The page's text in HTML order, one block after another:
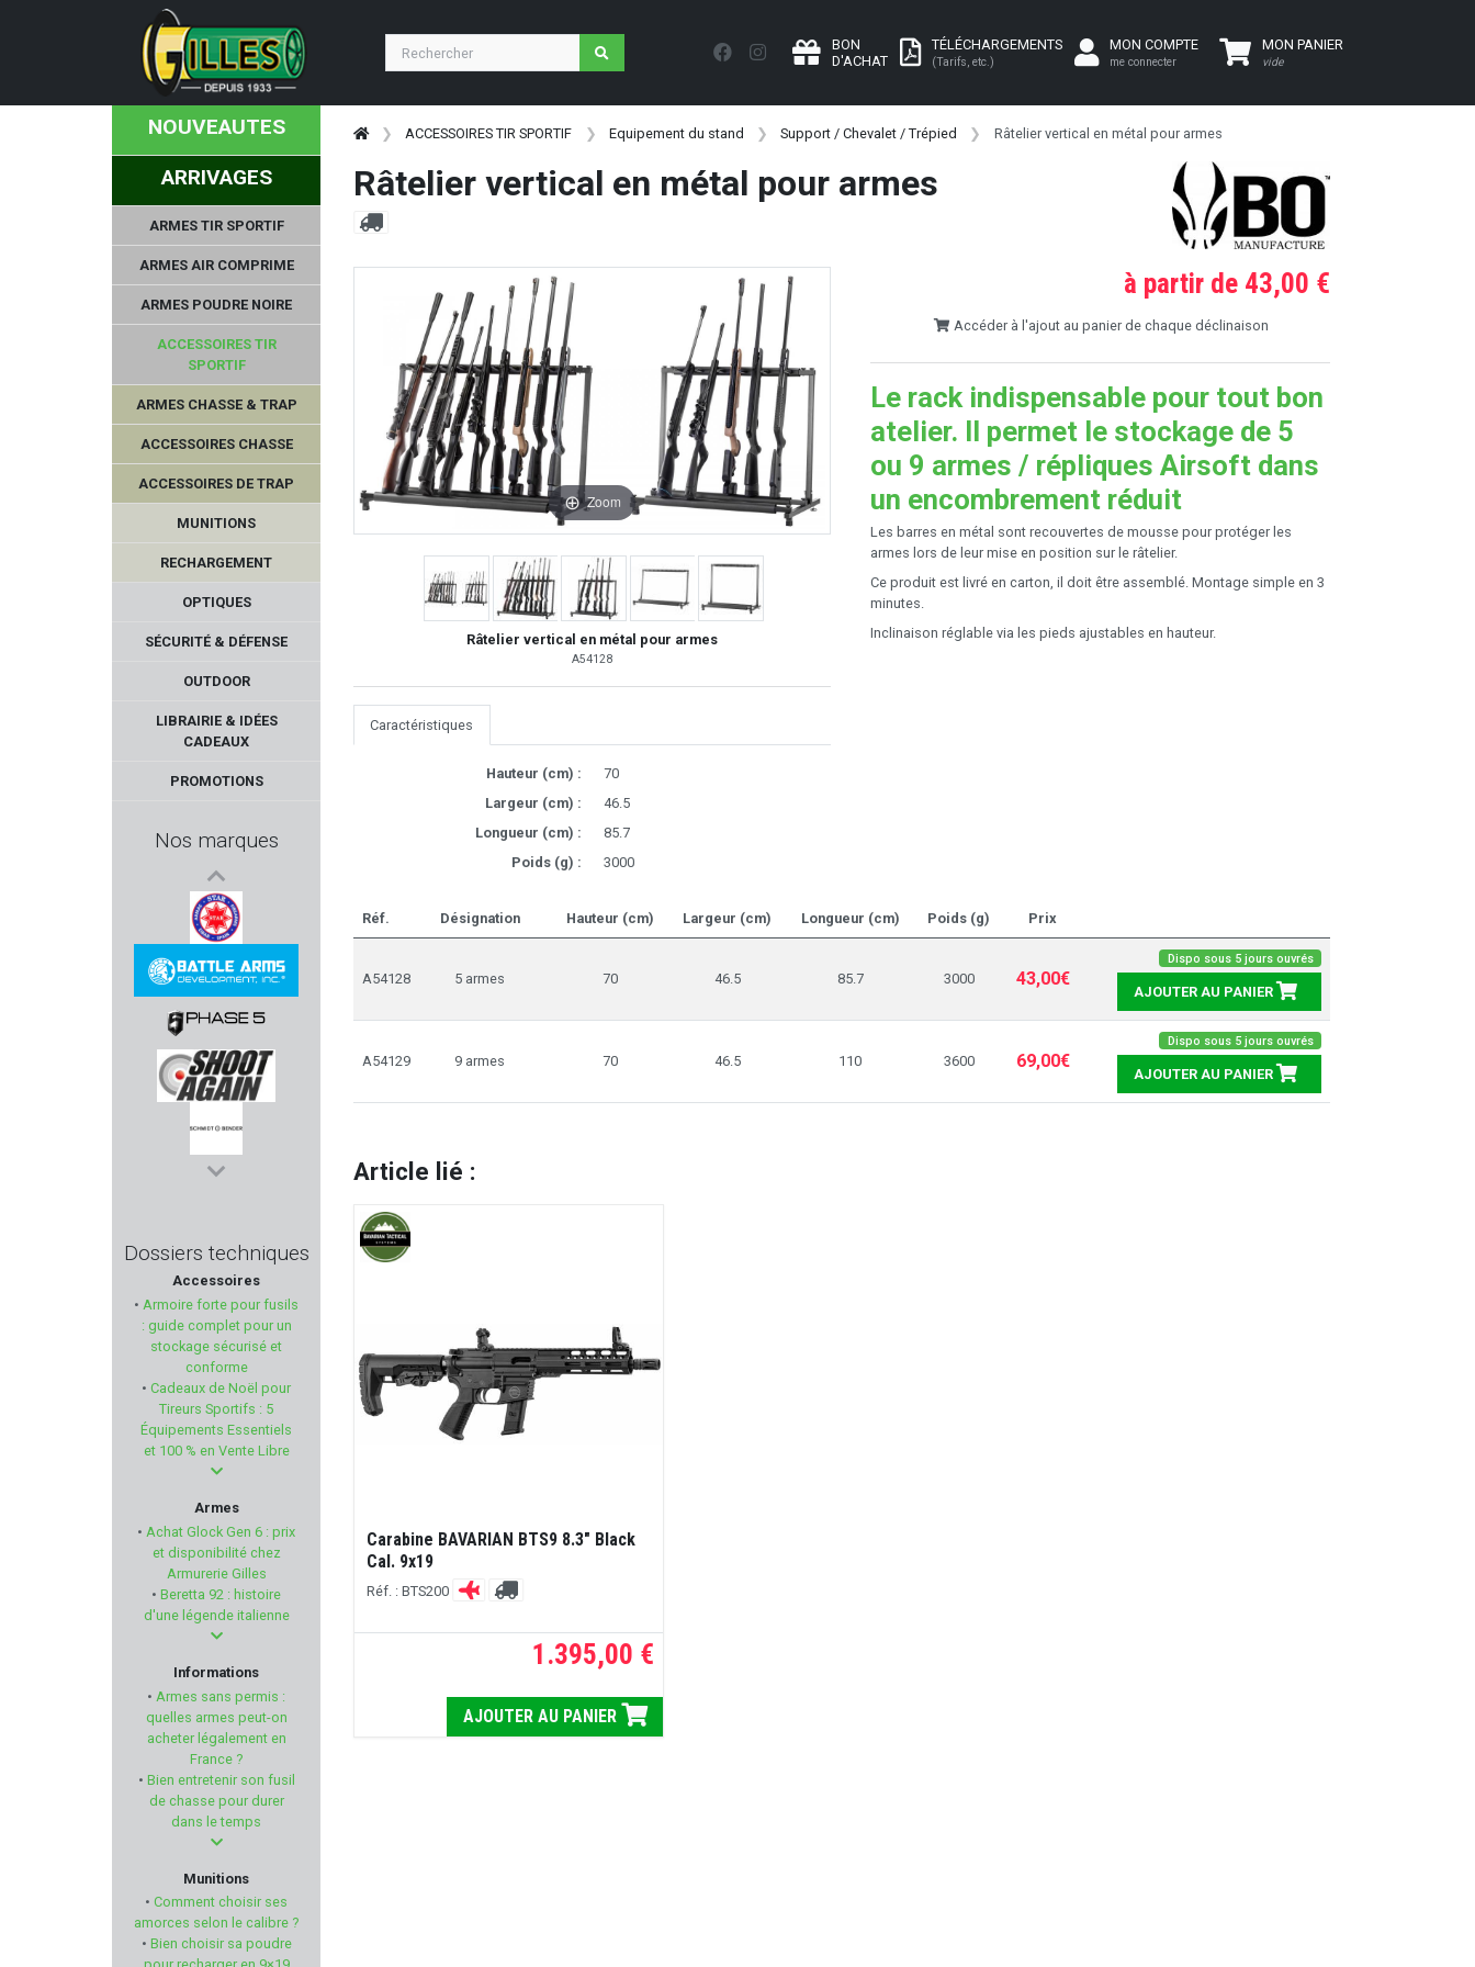
BON
D'ACHAT
TÉLÉCHARGEMENTS
(Tarifs, etc.)
MON COMPTE
me connecter
MON PANIER
vide
NOUVEAUTES
ARRIVAGES
ARMES TIR SPORTIF
ARMES AIR COMPRIME
ARMES POUDRE NOIRE
ACCESSOIRES TIR
SPORTIF
ARMES CHASSE & TRAP
ACCESSOIRES CHASSE
ACCESSOIRES DE TRAP
MUNITIONS
RECHARGEMENT
OPTIQUES
SÉCURITÉ & DÉFENSE
OUTDOOR
LIBRAIRIE & IDÉES
CADEAUX
PROMOTIONS
Nos marques
SIERRA
STAR ARMAS
BATTLE ARMS
PHASE 5
SHOOT AGAIN
SCHMIDT & BENDER
PINGI
BUL ARMORY
PROFUSION PETFEED
BUSHNELL
DORR
LENZ
RCBS
GASTROCK
CHIRUCA
CHEDDITE
Dossiers techniques
Accessoires
• Armoire forte pour fusils
: guide complet pour un
stockage sécurisé et
conforme
• Cadeaux de Noël pour
Tireurs Sportifs : 5
Équipements Essentiels
et 100 % en Vente Libre
Armes
• Achat Glock Gen 6 : prix
et disponibilité chez
Armurerie Gilles
• Beretta 92 : histoire
d'une légende italienne
Informations
• Armes sans permis :
quelles armes peut-on
acheter légalement en
France ?
• Bien entretenir son fusil
de chasse pour durer
dans le temps
Munitions
• Comment choisir ses
amorces selon le calibre ?
• Bien choisir sa poudre
ACCESSOIRES TIR SPORTIF Equipement du stand Support / Chevalet / Trépied Râtelier vertical en métal pour armes
Râtelier vertical en métal pour armes
Zoom
Râtelier vertical en métal pour armes
A54128
Caractéristiques
Hauteur (cm) :
70
Largeur (cm) :
46.5
Longueur (cm) :
85.7
Poids (g) :
3000
à partir de 43,00 €
Accéder à l'ajout au panier de chaque déclinaison
Le rack indispensable pour tout bon
atelier. Il permet le stockage de 5
ou 9 armes / répliques Airsoft dans
un encombrement réduit
Les barres en métal sont recouvertes de mousse pour protéger les
armes lors de leur mise en position sur le râtelier.
Ce produit est livré en carton, il doit être assemblé. Montage simple en 3
minutes.
Inclinaison réglable via les pieds ajustables en hauteur.
Réf. Désignation Hauteur (cm) Largeur (cm) Longueur (cm) Poids (g) Prix
A54128 5 armes 70 46.5 85.7 3000 43,00€
Dispo sous 5 jours ouvrés
AJOUTER AU PANIER
A54129 9 armes 70 46.5 110 3600 69,00€
Dispo sous 5 jours ouvrés
AJOUTER AU PANIER
Article lié :
Carabine BAVARIAN BTS9 8.3" Black
Cal. 9x19
Réf. : BTS200
1.395,00 €
AJOUTER AU PANIER